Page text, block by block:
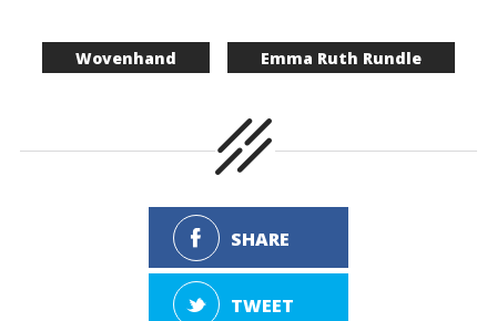
Wovenhand Emma Ruth Rundle
SHARE
TWEET